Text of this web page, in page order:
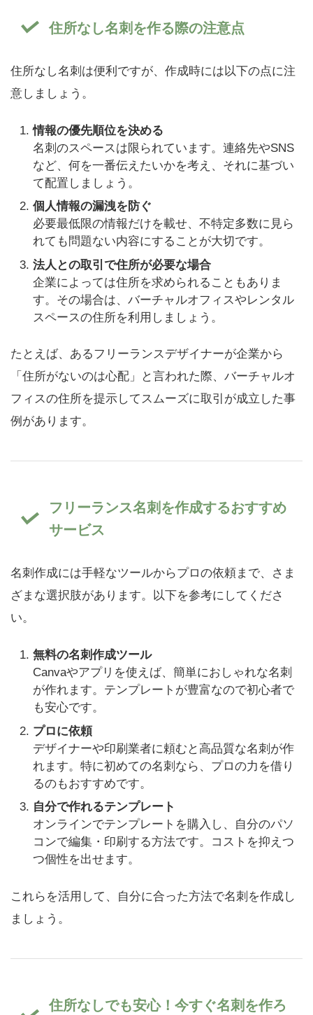
住所なし名刺を作る際の注意点
住所なし名刺は便利ですが、作成時には以下の点に注
意しましょう。
情報の優先順位を決める
名刺のスペースは限られています。連絡先やSNS
など、何を一番伝えたいかを考え、それに基づい
て配置しましょう。
個人情報の漏洩を防ぐ
必要最低限の情報だけを載せ、不特定多数に見ら
れても問題ない内容にすることが大切です。
法人との取引で住所が必要な場合
企業によっては住所を求められることもありま
す。その場合は、バーチャルオフィスやレンタル
スペースの住所を利用しましょう。
たとえば、あるフリーランスデザイナーが企業から
「住所がないのは心配」と言われた際、バーチャルオ
フィスの住所を提示してスムーズに取引が成立した事
例があります。
フリーランス名刺を作成するおすすめ
サービス
名刺作成には手軽なツールからプロの依頼まで、さま
ざまな選択肢があります。以下を参考にしてくださ
い。
無料の名刺作成ツール
Canvaやアプリを使えば、簡単におしゃれな名刺
が作れます。テンプレートが豊富なので初心者で
も安心です。
プロに依頼
デザイナーや印刷業者に頼むと高品質な名刺が作
れます。特に初めての名刺なら、プロの力を借り
るのもおすすめです。
自分で作れるテンプレート
オンラインでテンプレートを購入し、自分のパソ
コンで編集・印刷する方法です。コストを抑えつ
つ個性を出せます。
これらを活用して、自分に合った方法で名刺を作成し
ましょう。
住所なしでも安心！今すぐ名刺を作ろ